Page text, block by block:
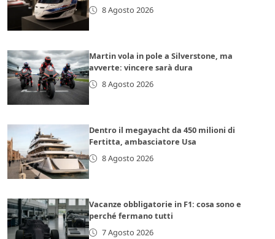
8 Agosto 2026
Martin vola in pole a Silverstone, ma
avverte: vincere sarà dura
8 Agosto 2026
Dentro il megayacht da 450 milioni di
Fertitta, ambasciatore Usa
8 Agosto 2026
Vacanze obbligatorie in F1: cosa sono e
perché fermano tutti
7 Agosto 2026